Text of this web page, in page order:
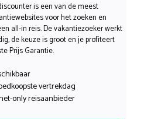
is een van de meest
voor het zoeken en
all-in reis. De vakantiezoeker werkt
de keuze is groot en je profiteert
Prijs Garantie.
vertrekdag
only reisaanbieder